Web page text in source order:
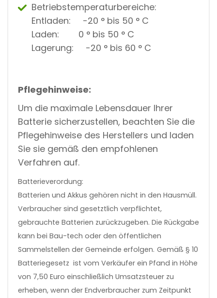
Betriebstemperaturbereiche:
Entladen: -20 ° bis 50 ° C
Laden: 0 ° bis 50 ° C
Lagerung: -20 ° bis 60 ° C
Pflegehinweise:
Um die maximale Lebensdauer Ihrer
Batterie sicherzustellen, beachten Sie die
Pflegehinweise des Herstellers und laden
Sie sie gemäß den empfohlenen
Verfahren auf.
Batterieverordung:
Batterien und Akkus gehören nicht in den Hausmüll.
Verbraucher sind gesetztlich verpflichtet,
gebrauchte Batterien zurückzugeben. Die Rückgabe
kann bei Bau-tech oder den öffentlichen
Sammelstellen der Gemeinde erfolgen. Gemäß § 10
Batteriegesetz ist vom Verkäufer ein Pfand in Höhe
von 7,50 Euro einschließlich Umsatzsteuer zu
erheben, wenn der Endverbraucher zum Zeitpunkt